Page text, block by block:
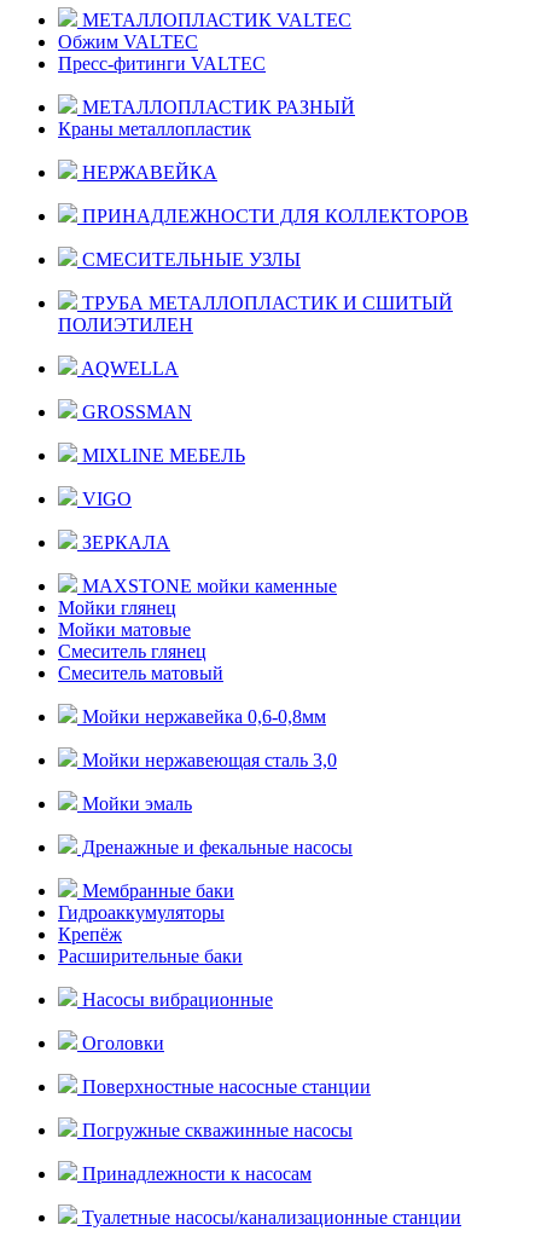
МЕТАЛЛОПЛАСТИК VALTEC
Обжим VALTEC
Пресс-фитинги VALTEC
МЕТАЛЛОПЛАСТИК РАЗНЫЙ
Краны металлопластик
НЕРЖАВЕЙКА
ПРИНАДЛЕЖНОСТИ ДЛЯ КОЛЛЕКТОРОВ
СМЕСИТЕЛЬНЫЕ УЗЛЫ
ТРУБА МЕТАЛЛОПЛАСТИК И СШИТЫЙ
ПОЛИЭТИЛЕН
AQWELLA
GROSSMAN
MIXLINE МЕБЕЛЬ
VIGO
ЗЕРКАЛА
MAXSTONE мойки каменные
Мойки глянец
Мойки матовые
Смеситель глянец
Смеситель матовый
Мойки нержавейка 0,6-0,8мм
Мойки нержавеющая сталь 3,0
Мойки эмаль
Дренажные и фекальные насосы
Мембранные баки
Гидроаккумуляторы
Крепёж
Расширительные баки
Насосы вибрационные
Оголовки
Поверхностные насосные станции
Погружные скважинные насосы
Принадлежности к насосам
Туалетные насосы/канализационные станции